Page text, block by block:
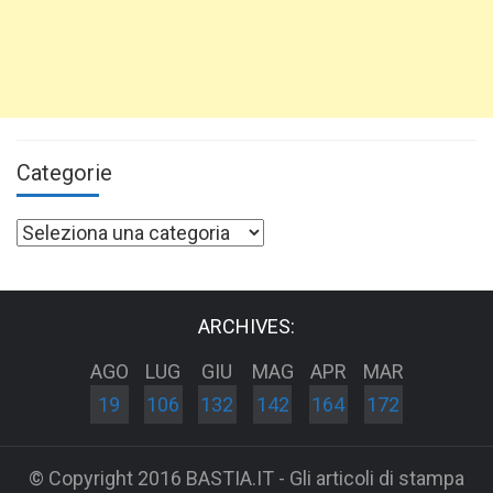
Categorie
Categorie
ARCHIVES:
AGO
19
LUG
106
GIU
132
MAG
142
APR
164
MAR
172
© Copyright 2016 BASTIA.IT - Gli articoli di stampa